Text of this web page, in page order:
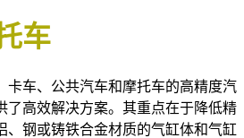
车
卡车、公共汽车和摩托车的高精度汽
了高效解决方案。其重点在于降低精
、钢或铸铁合金材质的气缸体和气缸